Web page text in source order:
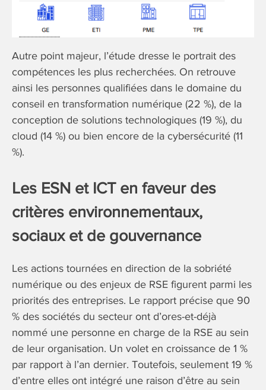
Autre point majeur, l’étude dresse le portrait des
compétences les plus recherchées. On retrouve
ainsi les personnes qualifiées dans le domaine du
conseil en transformation numérique (22 %), de la
conception de solutions technologiques (19 %), du
cloud (14 %) ou bien encore de la cybersécurité (11
%).
Les ESN et ICT en faveur des
critères environnementaux,
sociaux et de gouvernance
Les actions tournées en direction de la sobriété
numérique ou des enjeux de RSE figurent parmi les
priorités des entreprises. Le rapport précise que 90
% des sociétés du secteur ont d’ores-et-déjà
nommé une personne en charge de la RSE au sein
de leur organisation. Un volet en croissance de 1 %
par rapport à l’an dernier. Toutefois, seulement 19 %
d’entre elles ont intégré une raison d’être au sein